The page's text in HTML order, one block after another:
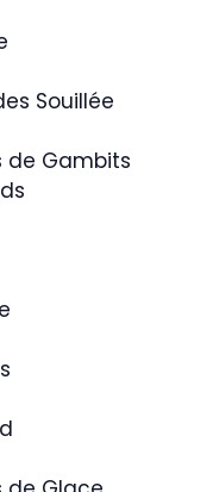
Souillée
de Gambits